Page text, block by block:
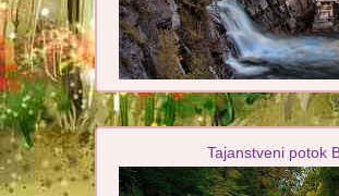
Tajanstveni potok